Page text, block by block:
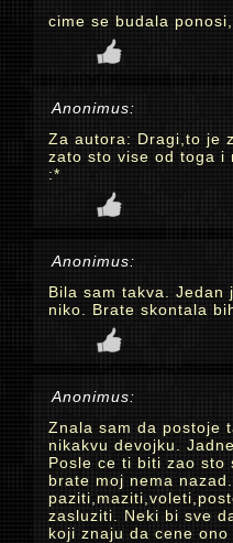
cime se budala
Anonimus:
Za autora: Dragi,to je
zato sto vise od toga i
:*
Anonimus:
Bila sam takva. Jedan
niko. Brate skontala
Anonimus:
Znala sam da postoje
nikakvu devojku.
Posle ce ti biti zao sto
brate moj nema
zasluziti. Neki bi sve
koji znaju da cene ono